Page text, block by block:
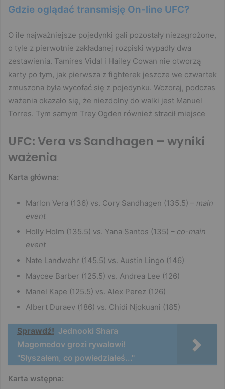
Gdzie oglądać transmisję On-line UFC?
O ile najważniejsze pojedynki gali pozostały niezagrożone,
o tyle z pierwotnie zakładanej rozpiski wypadły dwa
zestawienia. Tamires Vidal i Hailey Cowan nie otworzą
karty po tym, jak pierwsza z fighterek jeszcze we czwartek
zmuszona była wycofać się z pojedynku. Wczoraj, podczas
ważenia okazało się, że niezdolny do walki jest Manuel
Torres. Tym samym Trey Ogden również stracił miejsce
UFC: Vera vs Sandhagen – wyniki
ważenia
Karta główna:
Marlon Vera (136) vs. Cory Sandhagen (135.5) – main
event
Holly Holm (135.5) vs. Yana Santos (135) – co-main
event
Nate Landwehr (145.5) vs. Austin Lingo (146)
Maycee Barber (125.5) vs. Andrea Lee (126)
Manel Kape (125.5) vs. Alex Perez (126)
Albert Duraev (186) vs. Chidi Njokuani (185)
Sprawdź! Jednooki Shara
Magomedov grozi rywalowi!
"Słyszałem, co powiedziałeś..."
Karta wstępna: